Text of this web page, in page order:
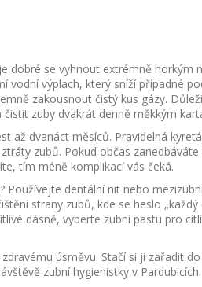
dobré se vyhnout extrémně horkým
výplach, který sníží případné
zakousnout čistý kus gázy.
zuby dvakrát denně měkkým
až dvanáct měsíců. Pravidelná
zubů. Pokud občas
tím méně komplikací vás čeká.
Používejte dentální nit nebo
strany zubů, kde se heslo
dásně, vyberte zubní pastu pro
úsměvu. Stačí si ji zařadit
zubní hygienistky v Pardubicích.